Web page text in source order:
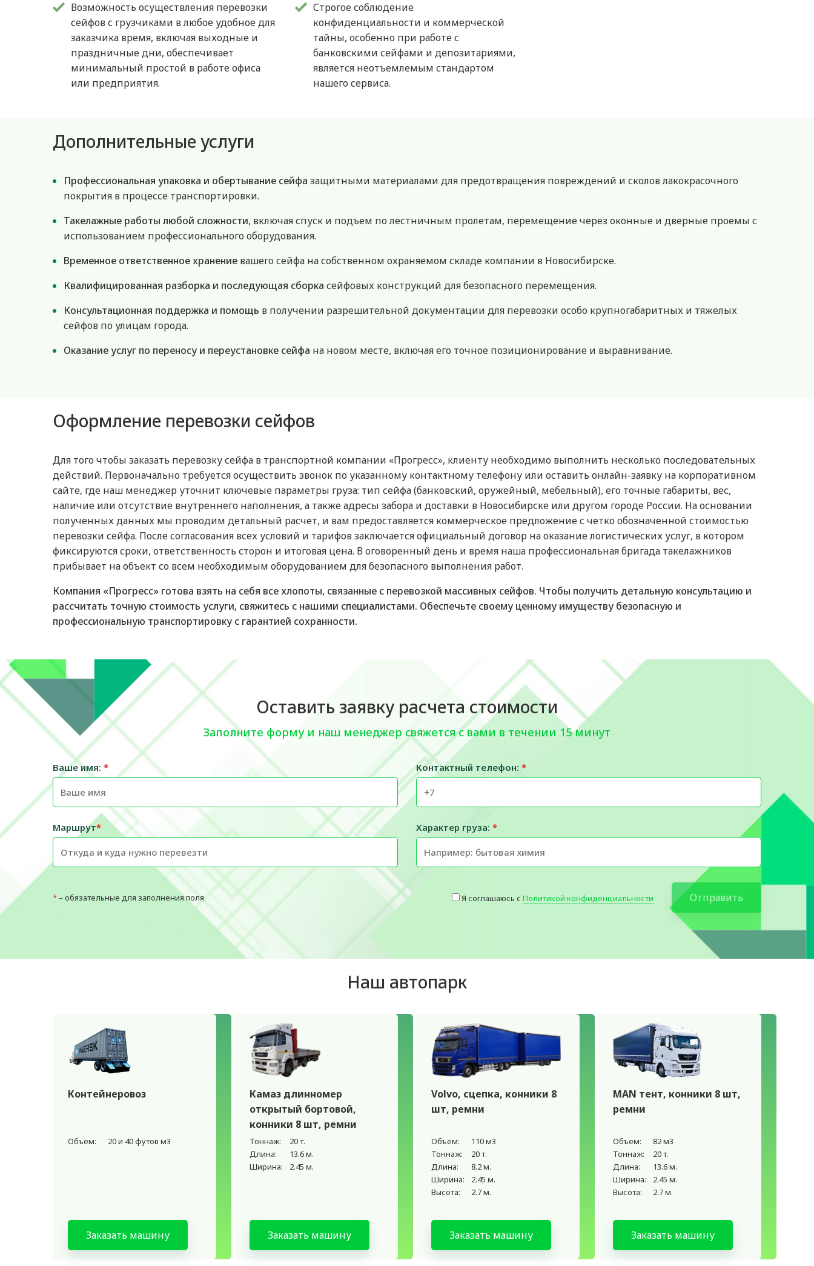
Возможность осуществления перевозки
сейфов с грузчиками в любое удобное для
заказчика время, включая выходные и
праздничные дни, обеспечивает
минимальный простой в работе офиса
или предприятия.
Строгое соблюдение
конфиденциальности и коммерческой
тайны, особенно при работе с
банковскими сейфами и депозитариями,
является неотъемлемым стандартом
нашего сервиса.
Дополнительные услуги
Профессиональная упаковка и обертывание сейфа защитными материалами для предотвращения повреждений и сколов лакокрасочного
покрытия в процессе транспортировки.
Такелажные работы любой сложности, включая спуск и подъем по лестничным пролетам, перемещение через оконные и дверные проемы с
использованием профессионального оборудования.
Временное ответственное хранение вашего сейфа на собственном охраняемом складе компании в Новосибирске.
Квалифицированная разборка и последующая сборка сейфовых конструкций для безопасного перемещения.
Консультационная поддержка и помощь в получении разрешительной документации для перевозки особо крупногабаритных и тяжелых
сейфов по улицам города.
Оказание услуг по переносу и переустановке сейфа на новом месте, включая его точное позиционирование и выравнивание.
Оформление перевозки сейфов
Для того чтобы заказать перевозку сейфа в транспортной компании «Прогресс», клиенту необходимо выполнить несколько последовательных
действий. Первоначально требуется осуществить звонок по указанному контактному телефону или оставить онлайн-заявку на корпоративном
сайте, где наш менеджер уточнит ключевые параметры груза: тип сейфа (банковский, оружейный, мебельный), его точные габариты, вес,
наличие или отсутствие внутреннего наполнения, а также адресы забора и доставки в Новосибирске или другом городе России. На основании
полученных данных мы проводим детальный расчет, и вам предоставляется коммерческое предложение с четко обозначенной стоимостью
перевозки сейфа. После согласования всех условий и тарифов заключается официальный договор на оказание логистических услуг, в котором
фиксируются сроки, ответственность сторон и итоговая цена. В оговоренный день и время наша профессиональная бригада такелажников
прибывает на объект со всем необходимым оборудованием для безопасного выполнения работ.
Компания «Прогресс» готова взять на себя все хлопоты, связанные с перевозкой массивных сейфов. Чтобы получить детальную консультацию и
рассчитать точную стоимость услуги, свяжитесь с нашими специалистами. Обеспечьте своему ценному имуществу безопасную и
профессиональную транспортировку с гарантией сохранности.
Оставить заявку расчета стоимости
Заполните форму и наш менеджер свяжется с вами в течении 15 минут
Ваше имя: * Контактный телефон: *
Маршрут* Характер груза: *
* – обязательные для заполнения поля Я соглашаюсь с Политикой конфиденциальности Отправить
Наш автопарк
Контейнеровоз
Объем: 20 и 40 футов м3
Заказать машину
Камаз длинномер
открытый бортовой,
конники 8 шт, ремни
Тоннаж:
20 т.
Длина:
13.6 м.
Ширина:
2.45 м.
Заказать машину
Volvo, сцепка, конники 8
шт, ремни
Объем:
110 м3
Тоннаж:
20 т.
Длина:
8.2 м.
Ширина:
2.45 м.
Высота:
2.7 м.
Заказать машину
MAN тент, конники 8 шт,
ремни
Объем:
82 м3
Тоннаж:
20 т.
Длина:
13.6 м.
Ширина:
2.45 м.
Высота:
2.7 м.
Заказать машину